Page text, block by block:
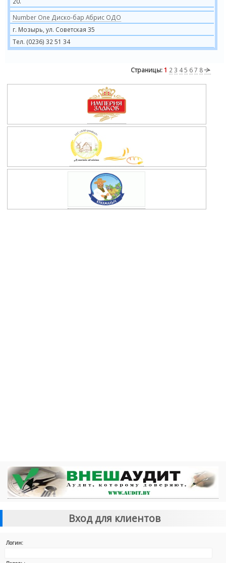
Number One Диско-бар Абрис ОДО
г. Мозырь, ул. Советская 35
Тел. (0236) 32 51 34
Страницы: 1 2 3 45 67 8
Вход для клиентов
Логин: